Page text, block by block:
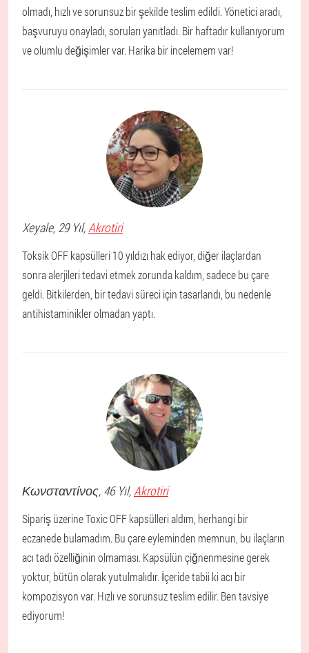
olmadı, hızlı ve sorunsuz bir şekilde teslim edildi. Yönetici aradı,
başvuruyu onayladı, soruları yanıtladı. Bir haftadır kullanıyorum
ve olumlu değişimler var. Harika bir incelemem var!
Xeyale, 29 Yıl,Akrotiri
Toksik OFF kapsülleri 10 yıldızı hak ediyor, diğer ilaçlardan
sonra alerjileri tedavi etmek zorunda kaldım, sadece bu çare
geldi. Bitkilerden, bir tedavi süreci için tasarlandı, bu nedenle
antihistaminikler olmadan yaptı.
Κωνσταντίνος, 46 Yıl,Akrotiri
Sipariş üzerine Toxic OFF kapsülleri aldım, herhangi bir
eczanede bulamadım. Bu çare eyleminden memnun, bu ilaçların
acı tadı özelliğinin olmaması. Kapsülün çiğnenmesine gerek
yoktur, bütün olarak yutulmalıdır. İçeride tabii ki acı bir
kompozisyon var. Hızlı ve sorunsuz teslim edilir. Ben tavsiye
ediyorum!